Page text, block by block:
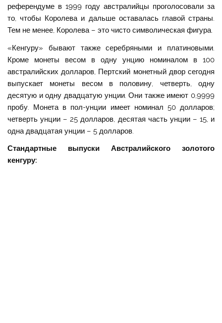
референдуме в 1999 году австралийцы проголосовали за
то, чтобы Королева и дальше оставалась главой страны.
Тем не менее, Королева – это чисто символическая фигура.
«Кенгуру» бывают также серебряными и платиновыми.
Кроме монеты весом в одну унцию номиналом в 100
австралийских долларов, Пертский монетный двор сегодня
выпускает монеты весом в половину, четверть, одну
десятую и одну двадцатую унции. Они также имеют 0,9999
пробу. Монета в пол-унции имеет номинал 50 долларов;
четверть унции – 25 долларов, десятая часть унции – 15, и
одна двадцатая унции – 5 долларов.
Стандартные выпуски Австралийского золотого
кенгуру: